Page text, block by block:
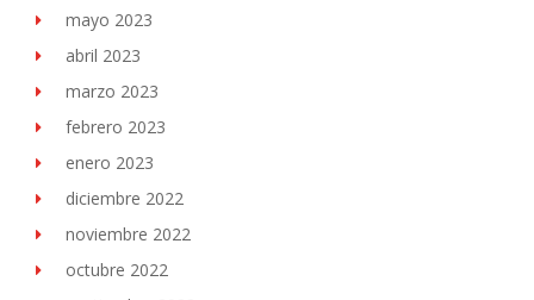
mayo 2023
abril 2023
marzo 2023
febrero 2023
enero 2023
diciembre 2022
noviembre 2022
octubre 2022